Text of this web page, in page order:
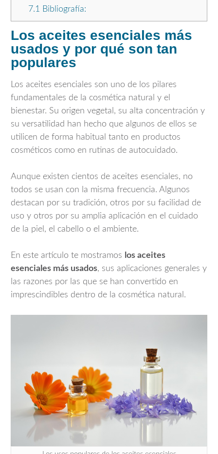
7.1 Bibliografía:
Los aceites esenciales más
usados y por qué son tan
populares
Los aceites esenciales son uno de los pilares
fundamentales de la cosmética natural y el
bienestar. Su origen vegetal, su alta concentración y
su versatilidad han hecho que algunos de ellos se
utilicen de forma habitual tanto en productos
cosméticos como en rutinas de autocuidado.
Aunque existen cientos de aceites esenciales, no
todos se usan con la misma frecuencia. Algunos
destacan por su tradición, otros por su facilidad de
uso y otros por su amplia aplicación en el cuidado
de la piel, el cabello o el ambiente.
En este artículo te mostramos los aceites
esenciales más usados, sus aplicaciones generales y
las razones por las que se han convertido en
imprescindibles dentro de la cosmética natural.